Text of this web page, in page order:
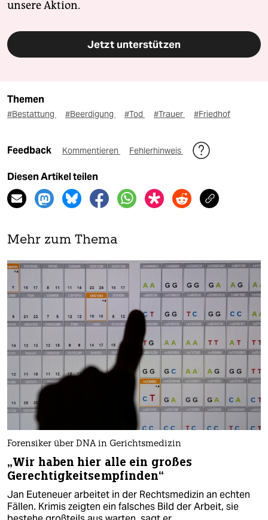
unsere Aktion.
Jetzt unterstützen
Themen
#Bestattung #Beerdigung #Tod #Trauer #Friedhof
Feedback Kommentieren Fehlerhinweis
Diesen Artikel teilen
Mehr zum Thema
Forensiker über DNA in Gerichtsmedizin
„Wir haben hier alle ein großes
Gerechtigkeitsempfinden“
Jan Euteneuer arbeitet in der Rechtsmedizin an echten
Fällen. Krimis zeigten ein falsches Bild der Arbeit, sie